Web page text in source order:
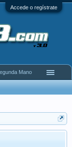
Accede o regístrate
Mano